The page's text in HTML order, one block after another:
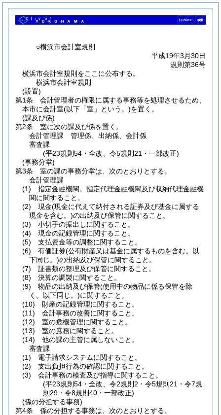
○横浜市会計室規則
平成19年3月30日
規則第36号
横浜市会計室規則をここに公布する。
横浜市会計室規則
(設置)
第1条
会計管理者の権限に属する事務等を処理させるため、
本市に会計室(以下「室」という。)を置く。
(課及び係)
第2条
室に次の課及び係を置く。
会計管理課 管理係、出納係、会計係
審査課
(平23規則54・全改、令5規則21・一部改正)
(事務分掌)
第3条
室の課の事務分掌は、次のとおりとする。
会計管理課
(1) 指定金融機関、指定代理金融機関及び収納代理金融機
関に関すること。
(2) 現金(現金に代えて納付される証券及び基金に属する
現金を含む。)の出納及び保管に関すること。
(3) 小切手の振出しに関すること。
(4) 現金の記録管理に関すること。
(5) 支払資金等の調整に関すること。
(6) 有価証券(公有財産又は基金に属するものを含む。以
下同じ。)の出納及び保管に関すること。
(7) 証書類の整理及び保管に関すること。
(8) 決算の調製に関すること。
(9) 物品の出納及び保管(使用中の物品に係る保管を除
く。以下同じ。)に関すること。
(10) 財産の記録管理に関すること。
(11) 会計事務の改善に関すること。
(12) 室の危機管理に関すること。
(13) 室の庶務に関すること。
(14) 他の課の主管に属しないこと。
審査課
(1) 電子請求システムに関すること。
(2) 支出負担行為の確認に関すること。
(3) 会計事務の検査及び指導に関すること。
(平23規則54・全改、令2規則2・令5規則21・令7規
則29・令8規則40・一部改正)
(係の分担する事務)
第4条
係の分担する事務は、次のとおりとする。